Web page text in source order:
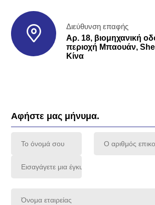
Διεύθυνση επαφής
Αρ. 18, βιομηχανική
περιοχή Μπαουάν,
Κίνα
Αφήστε μας μήνυμα.